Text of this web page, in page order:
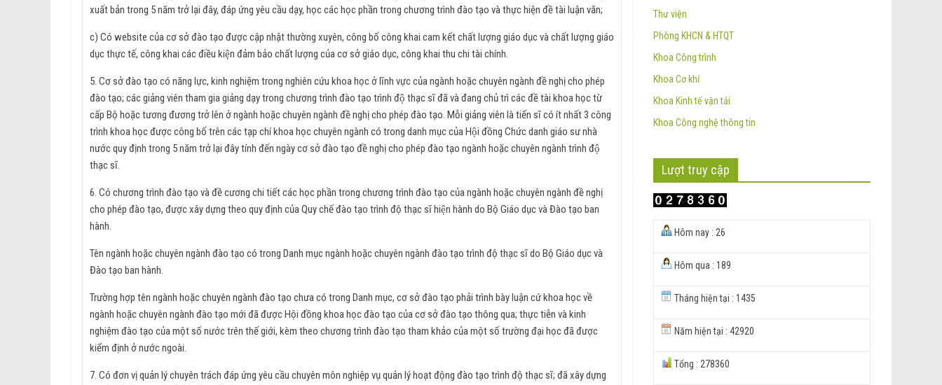
xuất bản trong 5 năm trở lại đây, đáp ứng yêu cầu dạy, học các học phần trong chương trình đào tạo và thực hiện đề tài luận văn;
c) Có website của cơ sở đào tạo được cập nhật thường xuyên, công bố công khai cam kết chất lượng giáo dục và chất lượng giáo
dục thực tế, công khai các điều kiện đảm bảo chất lượng của cơ sở giáo dục, công khai thu chi tài chính.
5. Cơ sở đào tạo có năng lực, kinh nghiệm trong nghiên cứu khoa học ở lĩnh vực của ngành hoặc chuyên ngành đề nghị cho phép
đào tạo; các giảng viên tham gia giảng dạy trong chương trình đào tạo trình độ thạc sĩ đã và đang chủ trì các đề tài khoa học từ
cấp Bộ hoặc tương đương trở lên ở ngành hoặc chuyên ngành đề nghị cho phép đào tạo. Mỗi giảng viên là tiến sĩ có ít nhất 3 công
trình khoa học được công bố trên các tạp chí khoa học chuyên ngành có trong danh mục của Hội đồng Chức danh giáo sư nhà
nước quy định trong 5 năm trở lại đây tính đến ngày cơ sở đào tạo đề nghị cho phép đào tạo ngành hoặc chuyên ngành trình độ
thạc sĩ.
6. Có chương trình đào tạo và đề cương chi tiết các học phần trong chương trình đào tạo của ngành hoặc chuyên ngành đề nghị
cho phép đào tạo, được xây dựng theo quy định của Quy chế đào tạo trình độ thạc sĩ hiện hành do Bộ Giáo dục và Đào tạo ban
hành.
Tên ngành hoặc chuyên ngành đào tạo có trong Danh mục ngành hoặc chuyên ngành đào tạo trình độ thạc sĩ do Bộ Giáo dục và
Đào tạo ban hành.
Trường hợp tên ngành hoặc chuyên ngành đào tạo chưa có trong Danh mục, cơ sở đào tạo phải trình bày luận cứ khoa học về
ngành hoặc chuyên ngành đào tạo mới đã được Hội đồng khoa học đào tạo của cơ sở đào tạo thông qua; thực tiễn và kinh
nghiệm đào tạo của một số nước trên thế giới, kèm theo chương trình đào tạo tham khảo của một số trường đại học đã được
kiểm định ở nước ngoài.
7. Có đơn vị quản lý chuyên trách đáp ứng yêu cầu chuyên môn nghiệp vụ quản lý hoạt động đào tạo trình độ thạc sĩ; đã xây dựng
Thư viện
Phòng KHCN & HTQT
Khoa Công trình
Khoa Cơ khí
Khoa Kinh tế vận tải
Khoa Công nghệ thông tin
Lượt truy cập
Hôm nay : 26
Hôm qua : 189
Tháng hiện tại : 1435
Năm hiện tại : 42920
Tổng : 278360